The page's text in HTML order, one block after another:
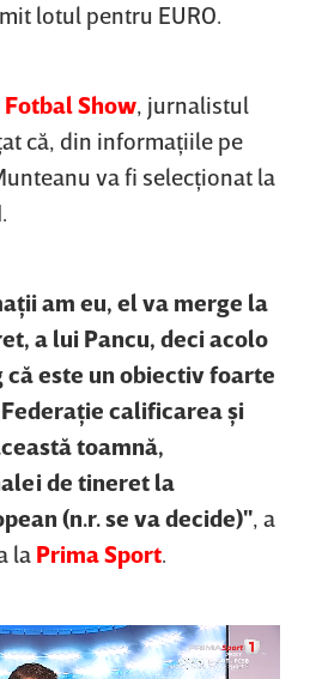
lotul pentru EURO.
Fotbal Show, jurnalistul
că, din informaţiile pe
va fi selecţionat la
am eu, el va merge la
a lui Pancu, deci acolo
este un obiectiv foarte
calificarea şi
toamnă,
de tineret la
(n.r. se va decide)", a
la Prima Sport.